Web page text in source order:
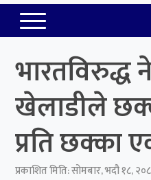
भारतविरुद्ध
खेलाडीले
प्रति छक्का
प्रकाशित मिति:सोमबार, भदौ १८,